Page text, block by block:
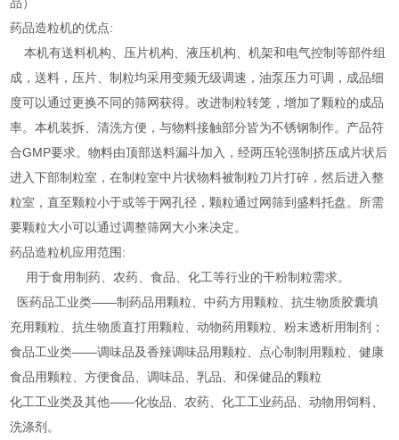
药品造粒机的优点:
本机有送料机构、压片机构、液压机构、机架和电气控制等部件组
成，送料，压片、制粒均采用变频无级调速，油泵压力可调，成品细
度可以通过更换不同的筛网获得。改进制粒转笼，增加了颗粒的成品
率。本机装拆、清洗方便，与物料接触部分皆为不锈钢制作。产品符
合GMP要求。物料由顶部送料漏斗加入，经两压轮强制挤压成片状后
进入下部制粒室，在制粒室中片状物料被制粒刀片打碎，然后进入整
粒室，直至颗粒小于或等于网孔径，颗粒通过网筛到盛料托盘。所需
要颗粒大小可以通过调整筛网大小来决定。
药品造粒机应用范围:
用于食用制药、农药、食品、化工等行业的干粉制粒需求。
医药品工业类——制药品用颗粒、中药方用颗粒、抗生物质胶囊填
充用颗粒、抗生物质直打用颗粒、动物药用颗粒、粉末透析用制剂；
食品工业类——调味品及香辣调味品用颗粒、点心制制用颗粒、健康
食品用颗粒、方便食品、调味品、乳品、和保健品的颗粒
化工工业类及其他——化妆品、农药、化工工业药品、动物用饲料、
洗涤剂。